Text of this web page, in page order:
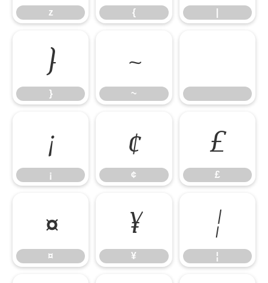
z {
}
}
~
~
¡
¡
¢
¢
£
£
¤
¤
¥
¥
¦
¦